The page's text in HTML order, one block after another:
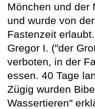
Mönchen und der
und wurde von
Fastenzeit
Gregor I. ("der
verboten, in der
essen. 40 Tage
Zügig wurden
Wassertieren"